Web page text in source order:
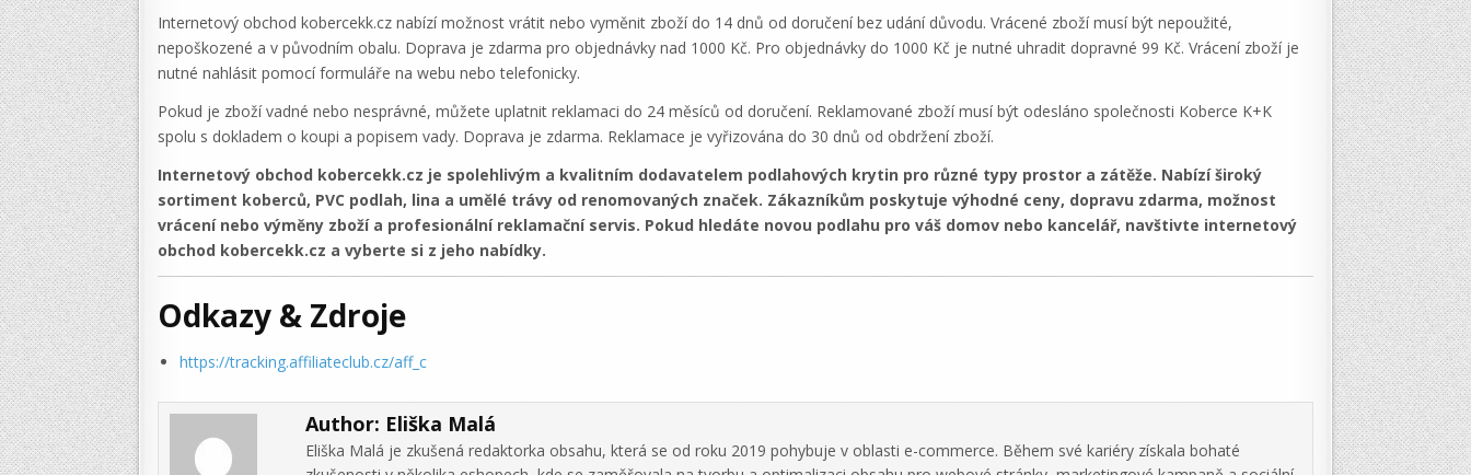
Internetový obchod kobercekk.cz nabízí možnost vrátit nebo vyměnit zboží do 14 dnů od doručení bez udání důvodu. Vrácené zboží musí být nepoužité,
nepoškozené a v původním obalu. Doprava je zdarma pro objednávky nad 1000 Kč. Pro objednávky do 1000 Kč je nutné uhradit dopravné 99 Kč. Vrácení zboží je
nutné nahlásit pomocí formuláře na webu nebo telefonicky.
Pokud je zboží vadné nebo nesprávné, můžete uplatnit reklamaci do 24 měsíců od doručení. Reklamované zboží musí být odesláno společnosti Koberce K+K
spolu s dokladem o koupi a popisem vady. Doprava je zdarma. Reklamace je vyřizována do 30 dnů od obdržení zboží.
Internetový obchod kobercekk.cz je spolehlivým a kvalitním dodavatelem podlahových krytin pro různé typy prostor a zátěže. Nabízí široký
sortiment koberců, PVC podlah, lina a umělé trávy od renomovaných značek. Zákazníkům poskytuje výhodné ceny, dopravu zdarma, možnost
vrácení nebo výměny zboží a profesionální reklamační servis. Pokud hledáte novou podlahu pro váš domov nebo kancelář, navštivte internetový
obchod kobercekk.cz a vyberte si z jeho nabídky.
Odkazy & Zdroje
https://tracking.affiliateclub.cz/aff_c
Author: Eliška Malá
Eliška Malá je zkušená redaktorka obsahu, která se od roku 2019 pohybuje v oblasti e-commerce. Během své kariéry získala bohaté